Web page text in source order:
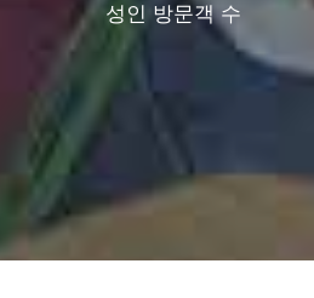
성인 방문객 수